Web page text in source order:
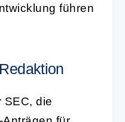
führen
SEC, die